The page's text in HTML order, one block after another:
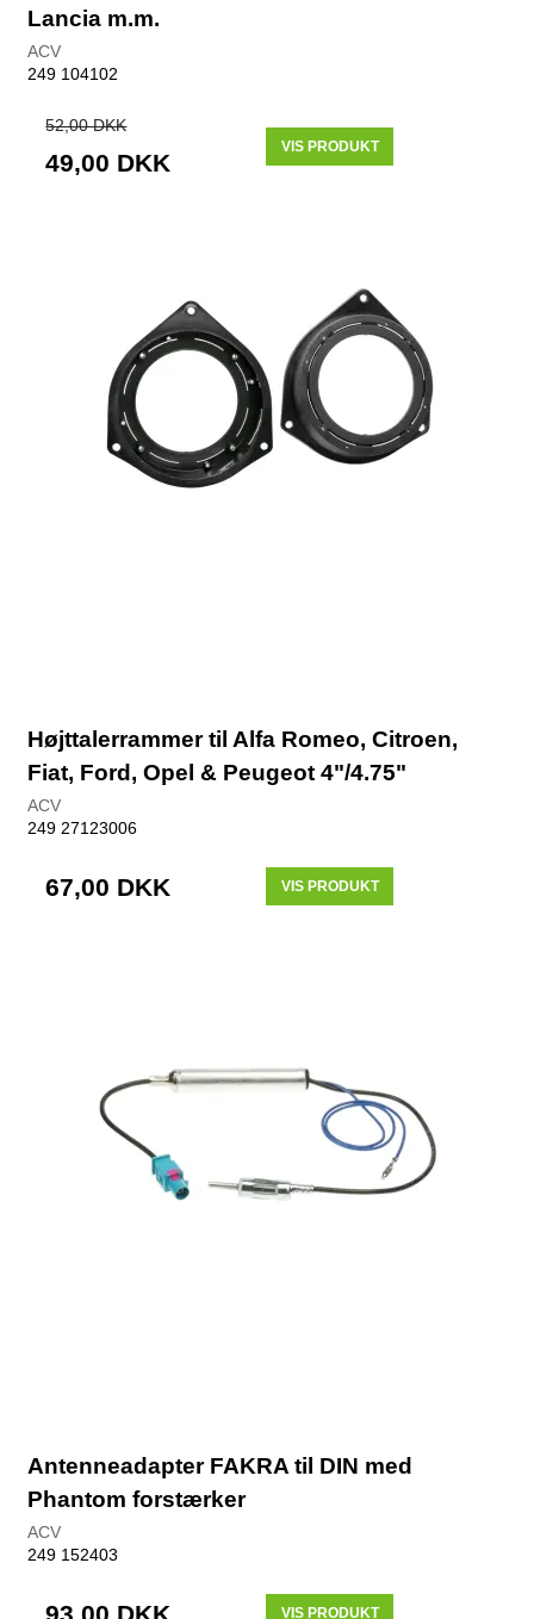
Lancia m.m.
ACV
249 104102
52,00 DKK
49,00 DKK
VIS PRODUKT
Højttalerrammer til Alfa Romeo, Citroen,
Fiat, Ford, Opel & Peugeot 4"/4.75"
ACV
249 27123006
67,00 DKK VIS PRODUKT
Antenneadapter FAKRA til DIN med
Phantom forstærker
ACV
249 152403
93,00 DKK VIS PRODUKT